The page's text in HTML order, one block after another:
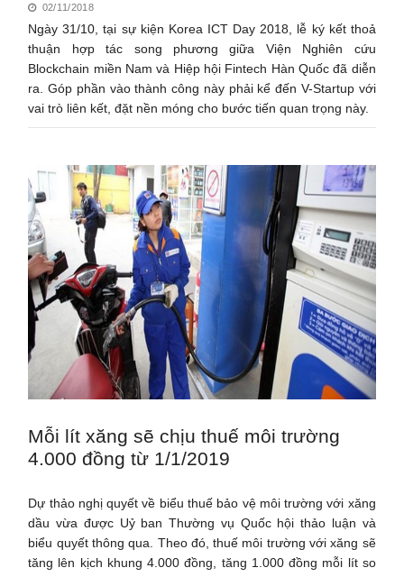
02/11/2018
Ngày 31/10, tại sự kiện Korea ICT Day 2018, lễ ký kết thoả
thuận hợp tác song phương giữa Viện Nghiên cứu
Blockchain miền Nam và Hiệp hội Fintech Hàn Quốc đã diễn
ra. Góp phần vào thành công này phải kể đến V-Startup với
vai trò liên kết, đặt nền móng cho bước tiến quan trọng này.
Mỗi lít xăng sẽ chịu thuế môi trường
4.000 đồng từ 1/1/2019
Dự thảo nghị quyết về biểu thuế bảo vệ môi trường với xăng
dầu vừa được Uỷ ban Thường vụ Quốc hội thảo luận và
biểu quyết thông qua. Theo đó, thuế môi trường với xăng sẽ
tăng lên kịch khung 4.000 đồng, tăng 1.000 đồng mỗi lít so